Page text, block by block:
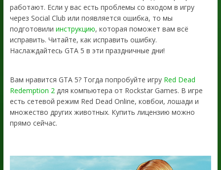
работают. Если у вас есть проблемы со входом в игру
через Social Club или появляется ошибка, то мы
подготовили инструкцию, которая поможет вам всё
исправить. Читайте, как исправить ошибку.
Наслаждайтесь GTA 5 в эти праздничные дни!
Вам нравится GTA 5? Тогда попробуйте игру Red Dead
Redemption 2для компьютера от Rockstar Games. В игре
есть сетевой режим Red Dead Online, ковбои, лошади и
множество других животных. Купить лицензию можно
прямо сейчас.